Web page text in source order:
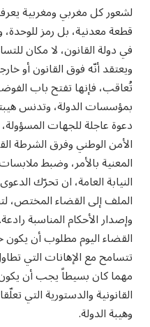
لشعور كل مغربي ومغربية
قطعة معدنية، بل رمز للوحدة،
في دولة القانون، لا مكان
ويعتقد أنّه فوق القانون أو
تُعاقب، فإنها تفتح باب
بمؤسسات الدولة، وتدنس
دعوة عاجلة للجهات
الأمن الوطني وفرق الشرطة
المعنية بالأمر، وضبط
النيابة العامة، ان تحرّك
الملف إلى القضاء المختص،
وإصدار الأحكام المناسبة رادعة.
القضاء اليوم مطلوب أن يكون
تتسامح مع الإهانات التي
مهما كان بسيطاً يجب أن
القانونية والدستورية التي
وهيبة الدولة.